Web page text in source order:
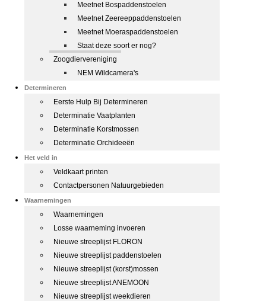
Meetnet Bospaddenstoelen
Meetnet Zeereeppaddenstoelen
Meetnet Moeraspaddenstoelen
Staat deze soort er nog?
Zoogdiervereniging
NEM Wildcamera's
Determineren
Eerste Hulp Bij Determineren
Determinatie Vaatplanten
Determinatie Korstmossen
Determinatie Orchideeën
Het veld in
Veldkaart printen
Contactpersonen Natuurgebieden
Waarnemingen
Waarnemingen
Losse waarneming invoeren
Nieuwe streeplijst FLORON
Nieuwe streeplijst paddenstoelen
Nieuwe streeplijst (korst)mossen
Nieuwe streeplijst ANEMOON
Nieuwe streeplijst weekdieren